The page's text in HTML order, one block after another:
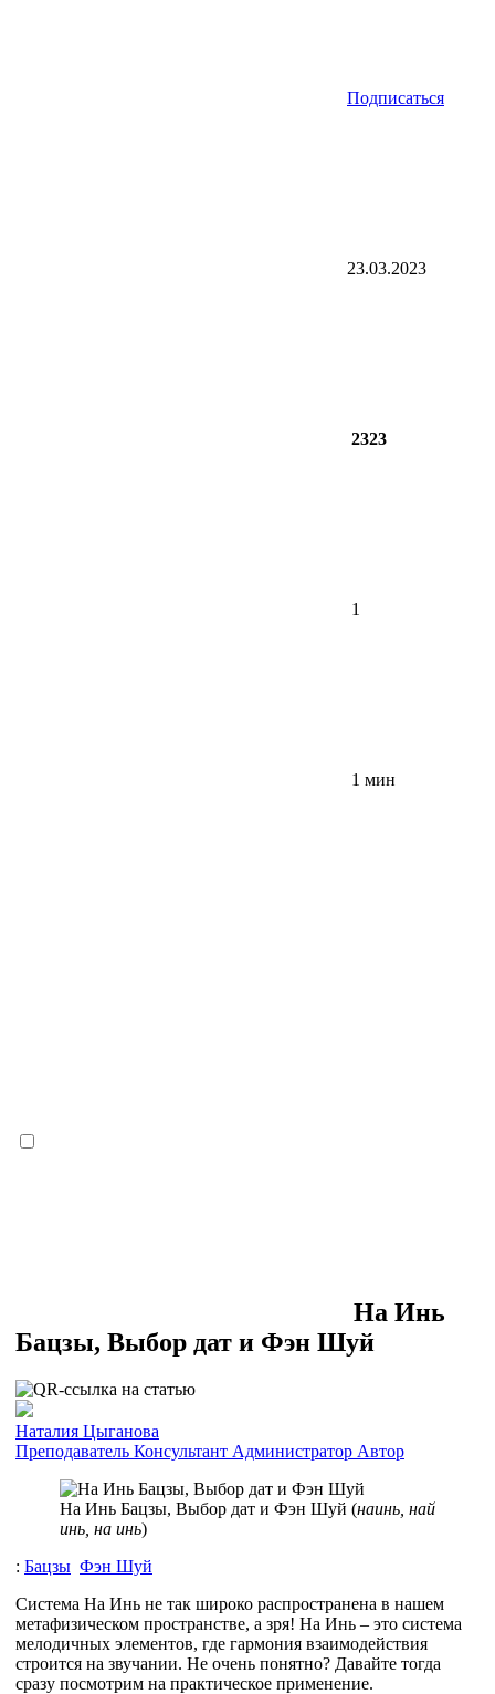
Подписаться
23.03.2023
2323
1
1 мин
На Инь
Бацзы, Выбор дат и Фэн Шуй
Наталия Цыганова
Преподаватель Консультант Администратор Автор
На Инь Бацзы, Выбор дат и Фэн Шуй (наинь, най
инь, на инь)
: Бацзы Фэн Шуй
Система На Инь не так широко распространена в нашем
метафизическом пространстве, а зря! На Инь – это система
мелодичных элементов, где гармония взаимодействия
строится на звучании. Не очень понятно? Давайте тогда
сразу посмотрим на практическое применение.